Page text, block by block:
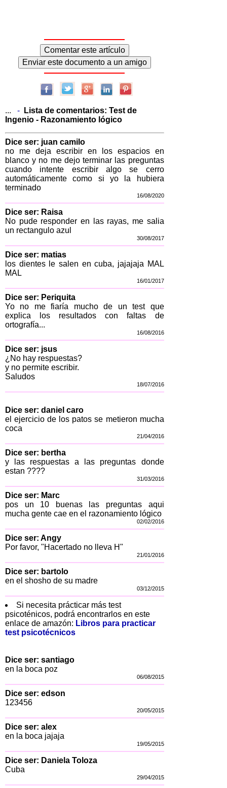
... - Lista de comentarios: Test de
Ingenio - Razonamiento lógico
Dice ser: juan camilo
no me deja escribir en los espacios en
blanco y no me dejo terminar las preguntas
cuando intente escribir algo se cerro
automáticamente como si yo la hubiera
terminado
16/08/2020
Dice ser: Raisa
No pude responder en las rayas, me salia
un rectangulo azul
30/08/2017
Dice ser: matias
los dientes le salen en cuba, jajajaja MAL
MAL
16/01/2017
Dice ser: Periquita
Yo no me fiaría mucho de un test que
explica los resultados con faltas de
ortografía...
16/08/2016
Dice ser: jsus
¿No hay respuestas?
y no permite escribir.
Saludos
18/07/2016
Dice ser: daniel caro
el ejercicio de los patos se metieron mucha
coca
21/04/2016
Dice ser: bertha
y las respuestas a las preguntas donde
estan ????
31/03/2016
Dice ser: Marc
pos un 10 buenas las preguntas aqui
mucha gente cae en el razonamiento lógico
02/02/2016
Dice ser: Angy
Por favor, "Hacertado no lleva H"
21/01/2016
Dice ser: bartolo
en el shosho de su madre
03/12/2015
Si necesita prácticar más test
psicoténicos, podrá encontrarlos en este
enlace de amazón: Libros para practicar
test psicotécnicos
Dice ser: santiago
en la boca poz
06/08/2015
Dice ser: edson
123456
20/05/2015
Dice ser: alex
en la boca jajaja
19/05/2015
Dice ser: Daniela Toloza
Cuba
29/04/2015